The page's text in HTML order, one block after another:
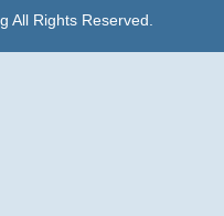
All Rights Reserved.